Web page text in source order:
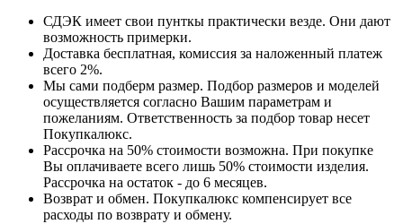
СДЭК имеет свои пунткы практически везде. Они дают
возможность примерки.
Доставка бесплатная, комиссия за наложенный платеж
всего 2%.
Мы сами подберм размер. Подбор размеров и моделей
осуществляется согласно Вашим параметрам и
пожеланиям. Ответственность за подбор товар несет
Покупкалюкс.
Рассрочка на 50% стоимости возможна. При покупке
Вы оплачиваете всего лишь 50% стоимости изделия.
Рассрочка на остаток - до 6 месяцев.
Возврат и обмен. Покупкалюкс компенсирует все
расходы по возврату и обмену.